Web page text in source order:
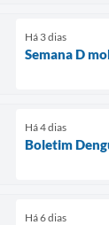
Há 3 dias
Semana D
Há 4 dias
Boletim
Há 6 dias